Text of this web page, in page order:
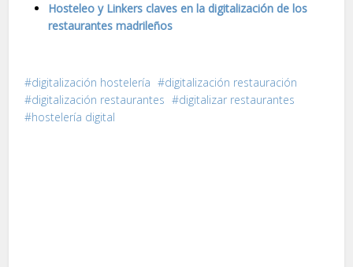
Hosteleo y Linkers claves en la digitalización de los
restaurantes madrileños
digitalización hostelería
digitalización restauración
digitalización restaurantes
digitalizar restaurantes
hostelería digital